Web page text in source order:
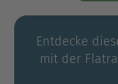
Entdecke
mit der